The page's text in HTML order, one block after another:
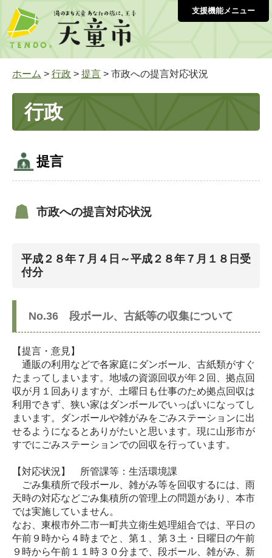
支援機能メニュー
ホーム > 行政 > 提言 > 市政への提言対応状況
行政
提言
市政への提言対応状況
平成２８年７月４日～平成２８年７月１８日受
付分
No.36 段ボール、古紙等の収集について
【提言・意見】
通販の利用などで各家庭にダンボール、古紙類がすぐ
たまってしまいます。地域の資源回収が年２回、拠点回
収が月１回ありますが、土曜日も仕事のため拠点回収は
利用できず、狭い家はダンボールでいっぱいになってし
まいます。ダンボールや雑がみをごみステーションに出
せるようになるとありがたいと思います。現に山形市が
すでにごみステーションでの回収を行っています。
【対応状況】 所管課等：生活環境課
ごみ集積所で段ボール、雑がみ等を回収するには、雨
天時の対応などごみ集積所の管理上の問題があり、本市
では実施していません。
なお、東根市外二市一町共立衛生処理組合では、平日の
午前９時から４時までと、第１、第３土・日曜日の午前
９時から午前１１時３０分まで、段ボール、雑がみ、新